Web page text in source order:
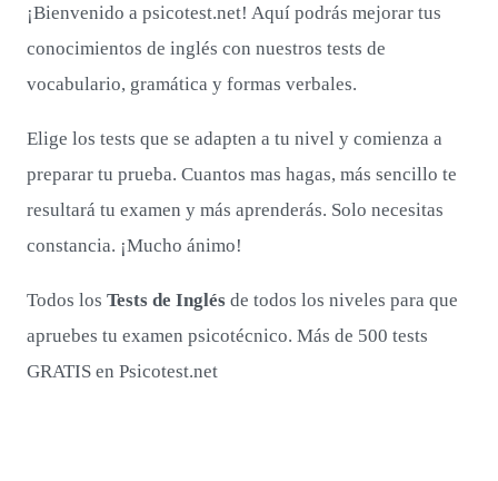
¡Bienvenido a psicotest.net! Aquí podrás mejorar tus
conocimientos de inglés con nuestros tests de
vocabulario, gramática y formas verbales.
Elige los tests que se adapten a tu nivel y comienza a
preparar tu prueba. Cuantos mas hagas, más sencillo te
resultará tu examen y más aprenderás. Solo necesitas
constancia. ¡Mucho ánimo!
Todos los Tests de Inglés de todos los niveles para que
apruebes tu examen psicotécnico. Más de 500 tests
GRATIS en Psicotest.net